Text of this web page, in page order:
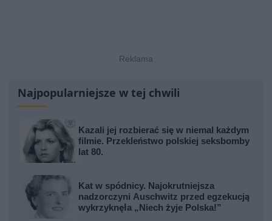
Najpopularniejsze w tej chwili
Kazali jej rozbierać się w niemal każdym
filmie. Przekleństwo polskiej seksbomby
lat 80.
Kat w spódnicy. Najokrutniejsza
nadzorczyni Auschwitz przed egzekucją
wykrzyknęła „Niech żyje Polska!”